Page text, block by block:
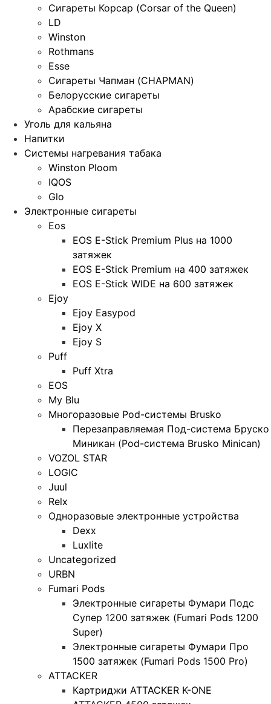
Сигареты Корсар (Corsar of the Queen)
LD
Winston
Rothmans
Esse
Сигареты Чапман (CHAPMAN)
Белорусские сигареты
Арабские сигареты
Уголь для кальяна
Напитки
Системы нагревания табака
Winston Ploom
IQOS
Glo
Электронные сигареты
Eos
EOS E-Stick Premium Plus на 1000
затяжек
EOS E-Stick Premium на 400 затяжек
EOS E-Stick WIDE на 600 затяжек
Ejoy
Ejoy Easypod
Ejoy X
Ejoy S
Puff
Puff Xtra
EOS
My Blu
Многоразовые Pod-системы Brusko
Перезаправляемая Под-система Бруско
Миникан (Pod-система Brusko Minican)
VOZOL STAR
LOGIC
Juul
Relx
Одноразовые электронные устройства
Dexx
Luxlite
Uncategorized
URBN
Fumari Pods
Электронные сигареты Фумари Подс
Супер 1200 затяжек (Fumari Pods 1200
Super)
Электронные сигареты Фумари Про
1500 затяжек (Fumari Pods 1500 Pro)
ATTACKER
Картриджи ATTACKER K-ONE